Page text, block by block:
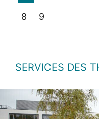
8 9
SERVICES DES